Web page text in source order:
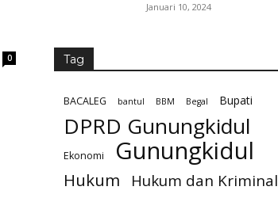
0
Januari 10, 2024
Tag
BACALEG bantul BBM Begal Bupati
DPRD Gunungkidul
Ekonomi Gunungkidul
Hukum Hukum dan Kriminal